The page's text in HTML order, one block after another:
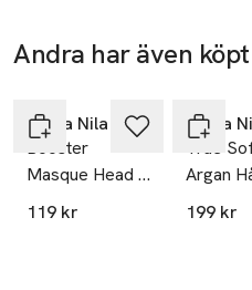
En snabb och djupt närande
otroligt mjukt och glänsande.
att tynga ner det. Applicera i
skölj. Ersätter både mask och
Användning
SKU: 65733815
Andra har även köpt
Maria Nila
Booster
Masque Head &
Heal
119 kr
Maria
True
Argan
30 ml
199 kr